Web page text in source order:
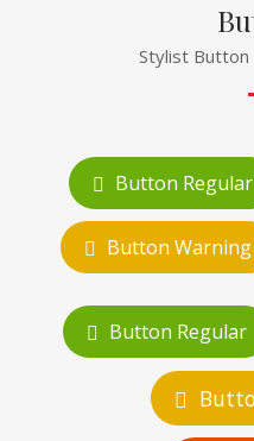
Stylist
Button Regular
Button Warning
Button Regular